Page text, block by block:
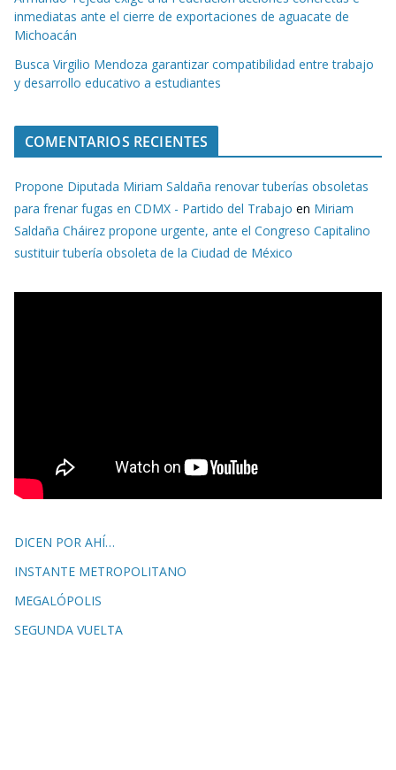
inmediatas ante el cierre de exportaciones de aguacate de
Michoacán
Busca Virgilio Mendoza garantizar compatibilidad entre trabajo
y desarrollo educativo a estudiantes
COMENTARIOS RECIENTES
Propone Diputada Miriam Saldaña renovar tuberías obsoletas
para frenar fugas en CDMX - Partido del Trabajo en Miriam
Saldaña Cháirez propone urgente, ante el Congreso Capitalino
sustituir tubería obsoleta de la Ciudad de México
DICEN POR AHÍ…
INSTANTE METROPOLITANO
MEGALÓPOLIS
SEGUNDA VUELTA